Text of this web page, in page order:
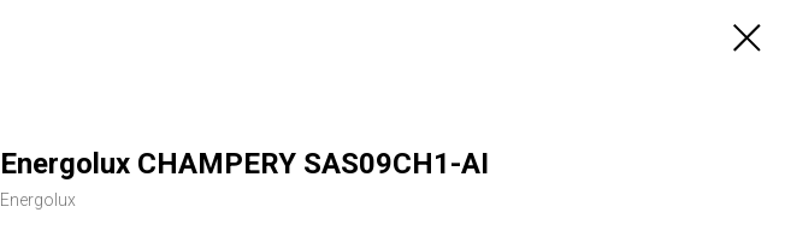
Energolux CHAMPERY SAS09CH1-AI
Energolux